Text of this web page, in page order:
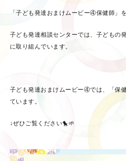
「子ども発達おまけムービー④保健師」
子ども発達相談センターでは、子どもの
に取り組んでいます。
子ども発達おまけムービー④では、「保
ています。
↓ぜひご覧ください🐤🌱
動